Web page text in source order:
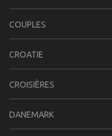
COUPLES
CROATIE
CROISIÈRES
DANEMARK